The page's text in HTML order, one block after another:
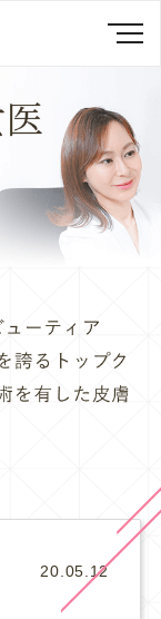
20.05.12